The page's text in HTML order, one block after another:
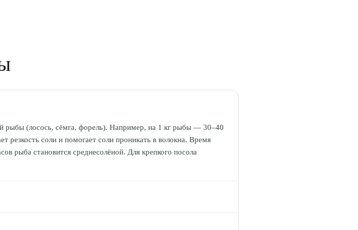
рыбы (лосось, сёмга, форель). Например, на 1 кг рыбы — 30–40
резкость соли и помогает соли проникать в волокна. Время
рыба становится среднесолёной. Для крепкого посола